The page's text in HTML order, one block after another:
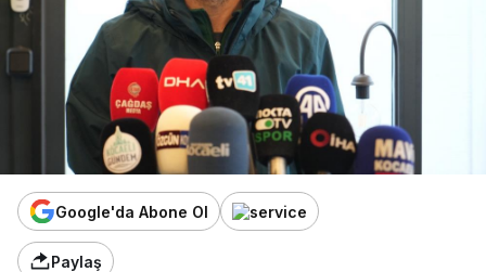
Google'da Abone Ol
Paylaş